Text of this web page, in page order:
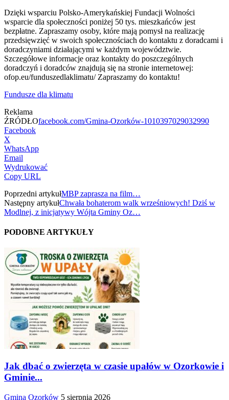
Dzięki wsparciu Polsko-Amerykańskiej Fundacji Wolności
wsparcie dla społeczności poniżej 50 tys. mieszkańców jest
bezpłatne. Zapraszamy osoby, które mają pomysł na realizację
przedsięwzięć w swoich społecznościach do kontaktu z doradcami i
doradczyniami działającymi w każdym województwie.
Szczegółowe informacje oraz kontakty do poszczególnych
doradczyń i doradców znajdują się na stronie internetowej:
ofop.eu/funduszedlaklimatu/ Zapraszamy do kontaktu!
Fundusze dla klimatu
Reklama
ŹRÓDŁOfacebook.com/Gmina-Ozorków-1010397029032990
Facebook
X
WhatsApp
Email
Wydrukować
Copy URL
Poprzedni artykułMBP zaprasza na film…
Następny artykułChwała bohaterom walk wrześniowych! Dziś w
Modlnej, z inicjatywy Wójta Gminy Oz…
PODOBNE ARTYKUŁY
Jak dbać o zwierzęta w czasie upałów w Ozorkowie i
Gminie...
Gmina Ozorków 5 sierpnia 2026